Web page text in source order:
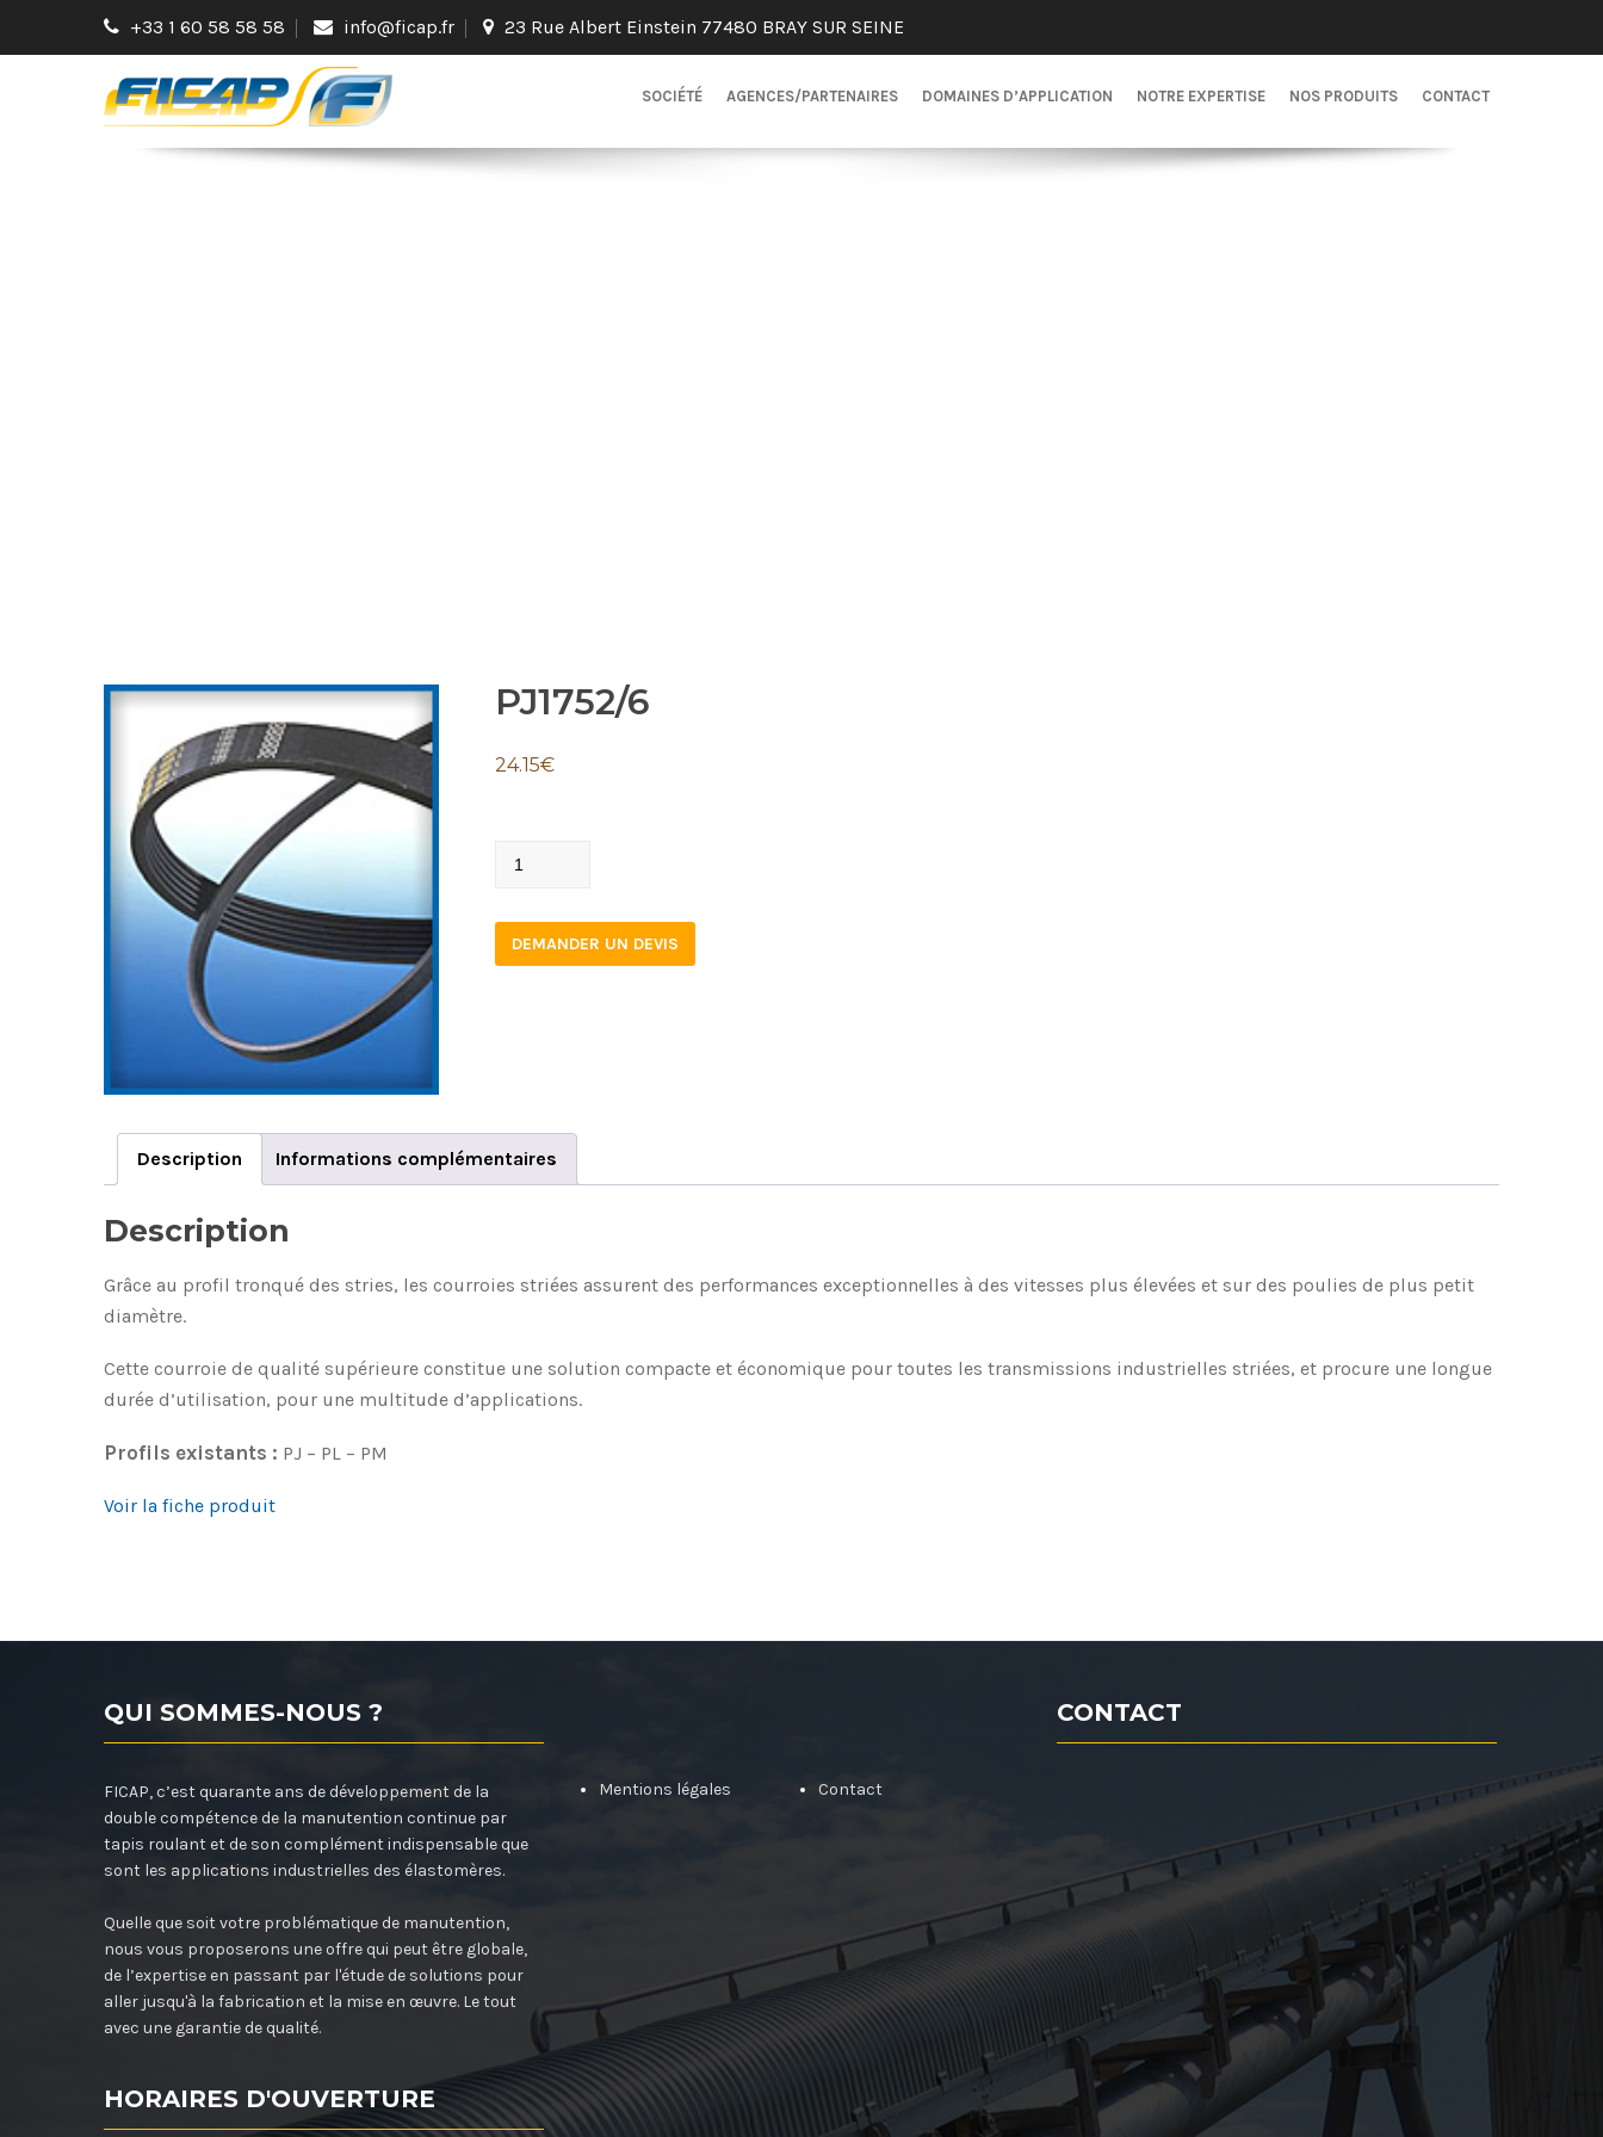
+33 1 60 58 58 58 info@ficap.fr 23 Rue Albert Einstein 77480 BRAY SUR SEINE
SOCIÉTÉ AGENCES/PARTENAIRES DOMAINES D’APPLICATION NOTRE EXPERTISE NOS PRODUITS CONTACT
PJ1752/6
24.15€
PJ1752/6
DEMANDER UN DEVIS
Description Informations complémentaires
Description
Grâce au profil tronqué des stries, les courroies striées assurent des performances exceptionnelles à des vitesses plus élevées et sur des poulies de plus petit
diamètre.
Cette courroie de qualité supérieure constitue une solution compacte et économique pour toutes les transmissions industrielles striées, et procure une longue
durée d’utilisation, pour une multitude d’applications.
Profils existants : PJ – PL – PM
Voir la fiche produit
QUI SOMMES-NOUS ?
FICAP, c’est quarante ans de développement de la
double compétence de la manutention continue par
tapis roulant et de son complément indispensable que
sont les applications industrielles des élastomères.
Quelle que soit votre problématique de manutention,
nous vous proposerons une offre qui peut être globale,
de l’expertise en passant par l'étude de solutions pour
aller jusqu'à la fabrication et la mise en œuvre. Le tout
avec une garantie de qualité.
HORAIRES D'OUVERTURE
Mentions légales Contact
CONTACT